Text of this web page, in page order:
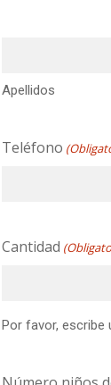
Apellidos
Teléfono
Cantidad
Por favor, escribe